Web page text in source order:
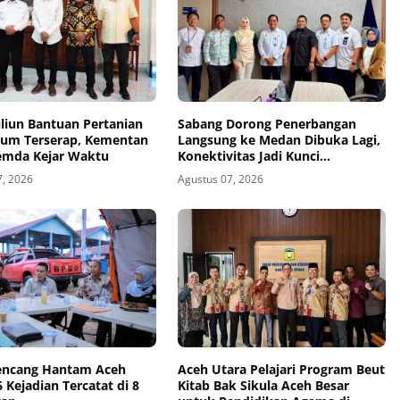
Bantuan Pertanian
Terserap, Kementan
Kejar Waktu
2026
Sabang Dorong Penerbangan
Langsung ke Medan Dibuka Lagi,
Konektivitas Jadi Kunci
Pariwisata Pulau Weh
Agustus 07, 2026
Hantam Aceh
Kejadian Tercatat di 8
Aceh Utara Pelajari Program Beut
Kitab Bak Sikula Aceh Besar